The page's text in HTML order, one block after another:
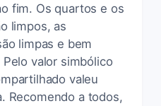
fim. Os quartos e os
limpos, as
limpas e bem
Pelo valor simbólico
valeu
Recomendo a todos,